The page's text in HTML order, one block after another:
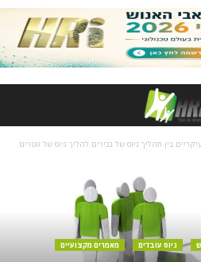
גיוס עובדים
מאמרים מקצועיים